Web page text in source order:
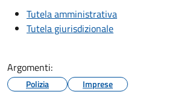
Tutela amministrativa
Tutela giurisdizionale
Argomenti:
Polizia Imprese